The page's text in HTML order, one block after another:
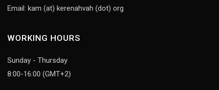
Email: kam (at) kerenahvah (dot) org
WORKING HOURS
Sunday - Thursday
8:00-16:00 (GMT+2)